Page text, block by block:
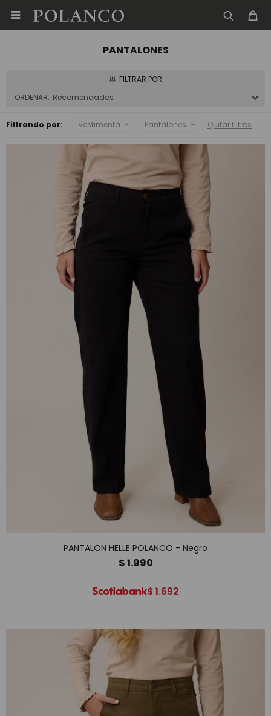

PANTALONES
Recomendados
Filtrando por: Vestimenta Pantalones Quitar filtros
PANTALON HELLE POLANCO - Negro
$1.990
$1.692